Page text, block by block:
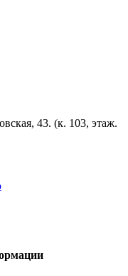
43. (к. 103, этаж.